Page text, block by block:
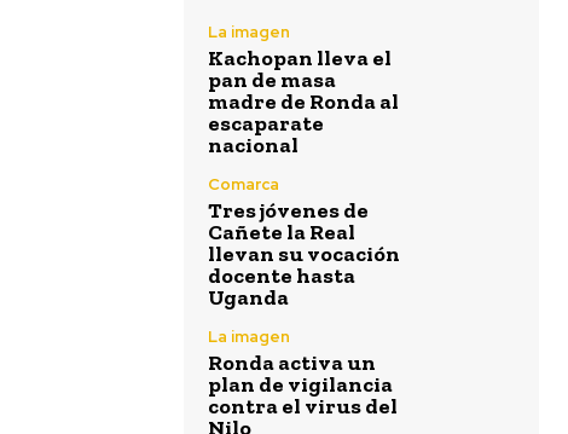
La imagen
Kachopan lleva el
pan de masa
madre de Ronda al
escaparate
nacional
Comarca
Tres jóvenes de
Cañete la Real
llevan su vocación
docente hasta
Uganda
La imagen
Ronda activa un
plan de vigilancia
contra el virus del
Nilo